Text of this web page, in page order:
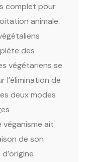
complet pour
animale.
des
végétariens se
de
deux modes
ait
de son